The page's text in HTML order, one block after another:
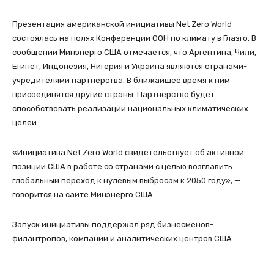
Презентация американской инициативы Net Zero World
состоялась на полях Конференции ООН по климату в Глазго. В
сообщении Минэнерго США отмечается, что Аргентина, Чили,
Египет, Индонезия, Нигерия и Украина являются странами-
учредителями партнерства. В ближайшее время к ним
присоединятся другие страны. Партнерство будет
способствовать реализации национальных климатических
целей.
«Инициатива Net Zero World свидетельствует об активной
позиции США в работе со странами с целью возглавить
глобальный переход к нулевым выбросам к 2050 году», —
говорится на сайте Минэнерго США.
Запуск инициативы поддержал ряд бизнесменов-
филантропов, компаний и аналитических центров США.